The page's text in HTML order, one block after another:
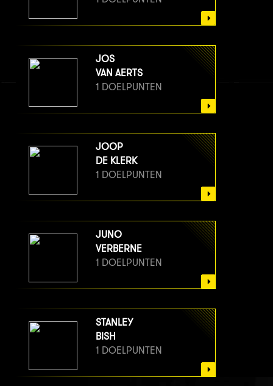
JOS
VAN AERTS
1 DOELPUNTEN
JOOP
DE KLERK
1 DOELPUNTEN
JUNO
VERBERNE
1 DOELPUNTEN
STANLEY
BISH
1 DOELPUNTEN